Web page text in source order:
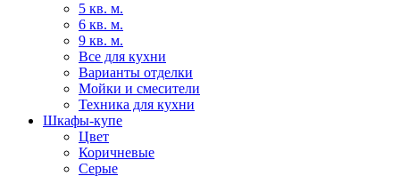
5 кв. м.
6 кв. м.
9 кв. м.
Все для кухни
Варианты отделки
Мойки и смесители
Техника для кухни
Шкафы-купе
Цвет
Коричневые
Серые